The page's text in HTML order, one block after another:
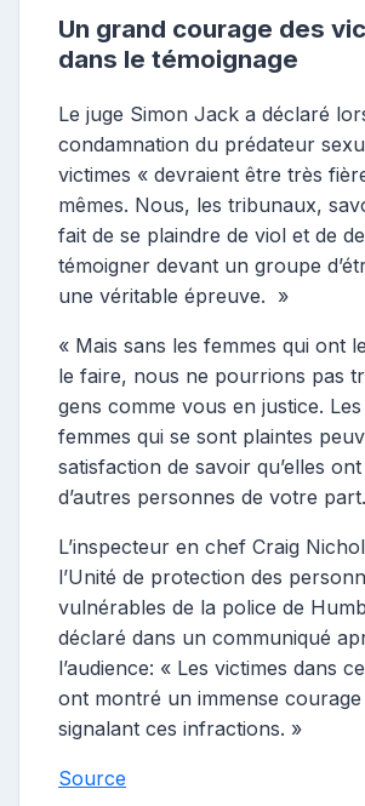
Un grand courage des
dans le témoignage
Le juge Simon Jack a déclaré
condamnation du prédateur
victimes « devraient être très
mêmes. Nous, les tribunaux,
fait de se plaindre de viol et de
témoigner devant un groupe
une véritable épreuve. »
« Mais sans les femmes qui ont
le faire, nous ne pourrions pas
gens comme vous en justice.
femmes qui se sont plaintes
satisfaction de savoir qu’elles
d’autres personnes de votre
L’inspecteur en chef Craig
l’Unité de protection des
vulnérables de la police de
déclaré dans un communiqué
l’audience: « Les victimes dans
ont montré un immense
signalant ces infractions. »
Source